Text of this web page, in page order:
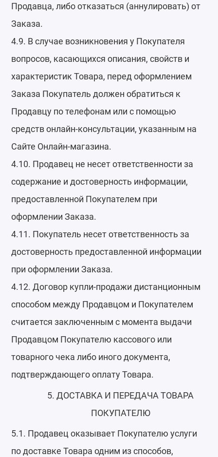
Продавца, либо отказаться (аннулировать) от
Заказа.
4.9. В случае возникновения у Покупателя
вопросов, касающихся описания, свойств и
характеристик Товара, перед оформлением
Заказа Покупатель должен обратиться к
Продавцу по телефонам или с помощью
средств онлайн-консультации, указанным на
Сайте Онлайн-магазина.
4.10. Продавец не несет ответственности за
содержание и достоверность информации,
предоставленной Покупателем при
оформлении Заказа.
4.11. Покупатель несет ответственность за
достоверность предоставленной информации
при оформлении Заказа.
4.12. Договор купли-продажи дистанционным
способом между Продавцом и Покупателем
считается заключенным с момента выдачи
Продавцом Покупателю кассового или
товарного чека либо иного документа,
подтверждающего оплату Товара.
5. ДОСТАВКА И ПЕРЕДАЧА ТОВАРА
ПОКУПАТЕЛЮ
5.1. Продавец оказывает Покупателю услуги
по доставке Товара одним из способов,